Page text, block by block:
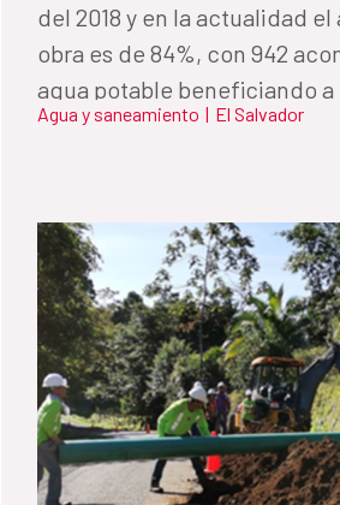
del 2018 y en la actualidad
obra es de 84%, con 942
agua potable beneficiando a
Agua y saneamiento | El Salvador